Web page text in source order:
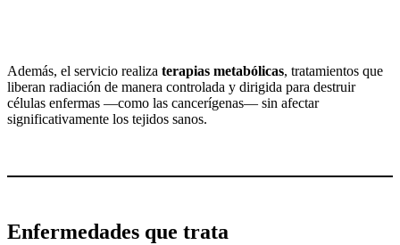
Además, el servicio realiza terapias metabólicas, tratamientos que
liberan radiación de manera controlada y dirigida para destruir
células enfermas —como las cancerígenas— sin afectar
significativamente los tejidos sanos.
Enfermedades que trata